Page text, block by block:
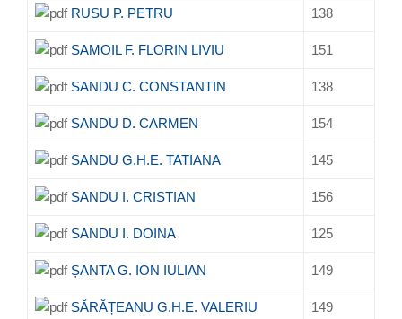
RUSU P. PETRU 138
SAMOIL F. FLORIN LIVIU 151
SANDU C. CONSTANTIN 138
SANDU D. CARMEN 154
SANDU G.H.E. TATIANA 145
SANDU I. CRISTIAN 156
SANDU I. DOINA 125
ȘANTA G. ION IULIAN 149
SĂRĂȚEANU G.H.E. VALERIU
149